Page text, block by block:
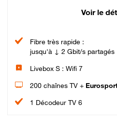
Voir le
Fibre très rapide :
jusqu'à ↓ 2 Gbit/s
Livebox S : Wifi 7
200 chaînes TV +
1 Décodeur TV 6